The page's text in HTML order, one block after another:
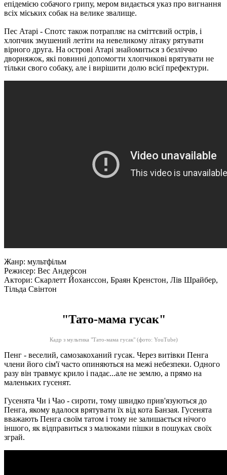
епідемією собачого грипу, мером видається указ про вигнання
всіх міських собак на велике звалище.
Пес Атарі - Спотс також потрапляє на сміттєвий острів, і
хлопчик змушений летіти на невеликому літаку рятувати
вірного друга. На острові Атарі знайомиться з безліччю
дворняжок, які повинні допомогти хлопчикові врятувати не
тільки свого собаку, але і вирішити долю всієї префектури.
Жанр: мультфільм
Режисер: Вес Андерсон
Актори: Скарлетт Йоханссон, Браян Кренстон, Лів Шрайбер,
Тільда ​​Свінтон
"Тато-мама гусак"
Кадр з мультика "Тато-мама гусак" (фото: YouTube)
Пенг - веселий, самозакоханий гусак. Через витівки Пенга
члени його сім'ї часто опиняються на межі небезпеки. Одного
разу він травмує крило і падає...але не землю, а прямо на
маленьких гусенят.
Гусенята Чи і Чао - сироти, тому швидко прив'язуються до
Пенга, якому вдалося врятувати їх від кота Банзая. Гусенята
вважають Пенга своїм татом і тому не залишається нічого
іншого, як відправиться з малюками пішки в пошуках своїх
зграй.